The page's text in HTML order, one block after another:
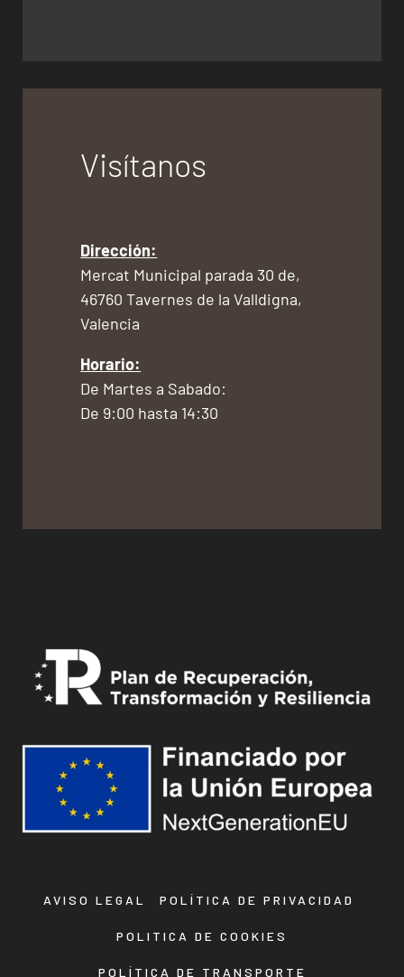
Visítanos
Dirección:
Mercat Municipal parada 30 de,
46760 Tavernes de la Valldigna,
Valencia
Horario:
De Martes a Sabado:
De 9:00 hasta 14:30
AVISO LEGAL POLÍTICA DE PRIVACIDAD
POLITICA DE COOKIES
POLÍTICA DE TRANSPORTE